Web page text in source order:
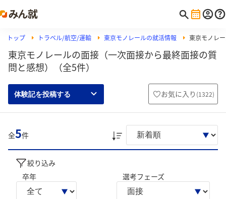
トップ トラベル/航空/運輸 東京モノレールの就活情報 東京モノレ
東京モノレールの面接（一次面接から最終面接の質
問と感想）（全5件）
体験記を投稿する お気に入り (1322)
全5件
絞り込み
卒年
選考フェーズ